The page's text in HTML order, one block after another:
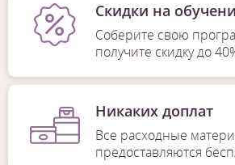
Скидки на
Соберите свою
получите скидку до
Никаких доплат
Все расходные
предоставляются